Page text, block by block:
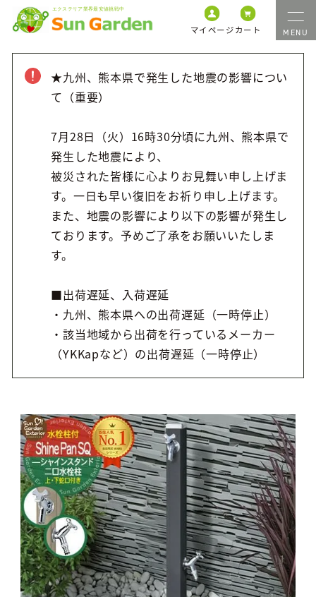
マイページカート
★九州、熊本県で発生した地震の影響につい
て（重要）
7月28日（火）16時30分頃に九州、熊本県で
発生した地震により、
被災された皆様に心よりお見舞い申し上げま
す。一日も早い復旧をお祈り申し上げます。
また、地震の影響により以下の影響が発生し
ております。予めご了承をお願いいたしま
す。
■出荷遅延、入荷遅延
・九州、熊本県への出荷遅延（一時停止）
・該当地域から出荷を行っているメーカー
（YKKapなど）の出荷遅延（一時停止）